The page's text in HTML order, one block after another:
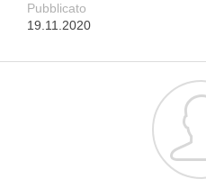
Pubblicato
19.11.2020